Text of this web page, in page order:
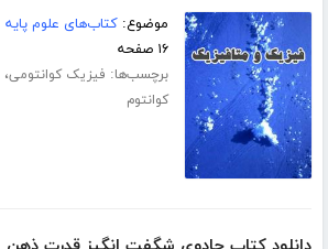
موضوع:کتاب‌های علوم پایه
۱۶ صفحه
برچسب‌ها: فیزیک کوانتومى،
کوانتوم